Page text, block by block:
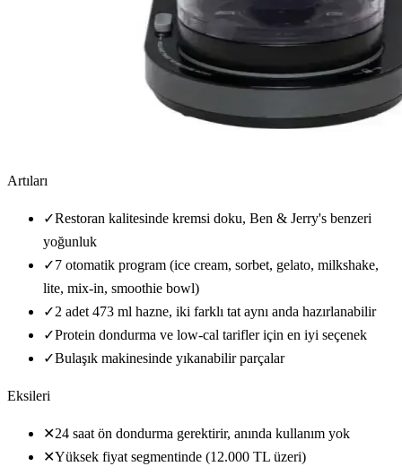
Artıları
✓Restoran kalitesinde kremsi doku, Ben & Jerry's benzeri
yoğunluk
✓7 otomatik program (ice cream, sorbet, gelato, milkshake,
lite, mix-in, smoothie bowl)
✓2 adet 473 ml hazne, iki farklı tat aynı anda hazırlanabilir
✓Protein dondurma ve low-cal tarifler için en iyi seçenek
✓Bulaşık makinesinde yıkanabilir parçalar
Eksileri
✕24 saat ön dondurma gerektirir, anında kullanım yok
✕Yüksek fiyat segmentinde (12.000 TL üzeri)